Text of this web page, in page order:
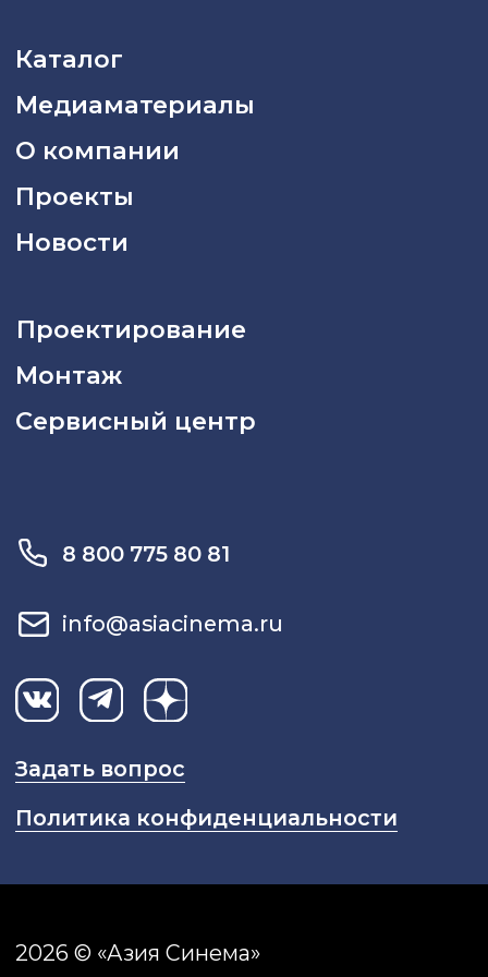
2026 © «Азия Синема»
Разработка сайта –